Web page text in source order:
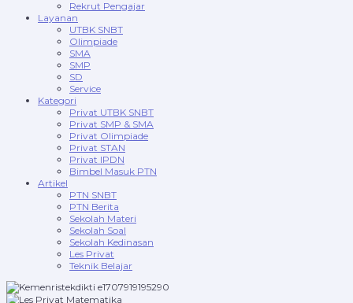
Rekrut Pengajar
Layanan
UTBK SNBT
Olimpiade
SMA
SMP
SD
Service
Kategori
Privat UTBK SNBT
Privat SMP & SMA
Privat Olimpiade
Privat STAN
Privat IPDN
Bimbel Masuk PTN
Artikel
PTN SNBT
PTN Berita
Sekolah Materi
Sekolah Soal
Sekolah Kedinasan
Les Privat
Teknik Belajar